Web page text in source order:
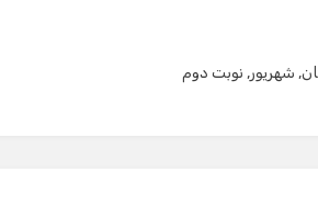
, شهریور, نوبت دوم